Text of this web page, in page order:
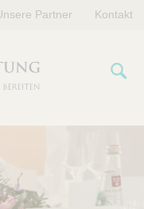
Partner Kontakt